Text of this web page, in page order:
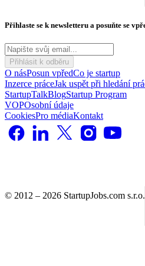
Přihlaste se k newsletteru a posuňte se
Přihlásit k odběru
O násPosun vpředCo je startup
Inzerce práceJak uspět při hledání
StartupTalkBlogStartup Program
VOPOsobní údaje
CookiesPro médiaKontakt
© 2012 – 2026 StartupJobs.com s.r.o.